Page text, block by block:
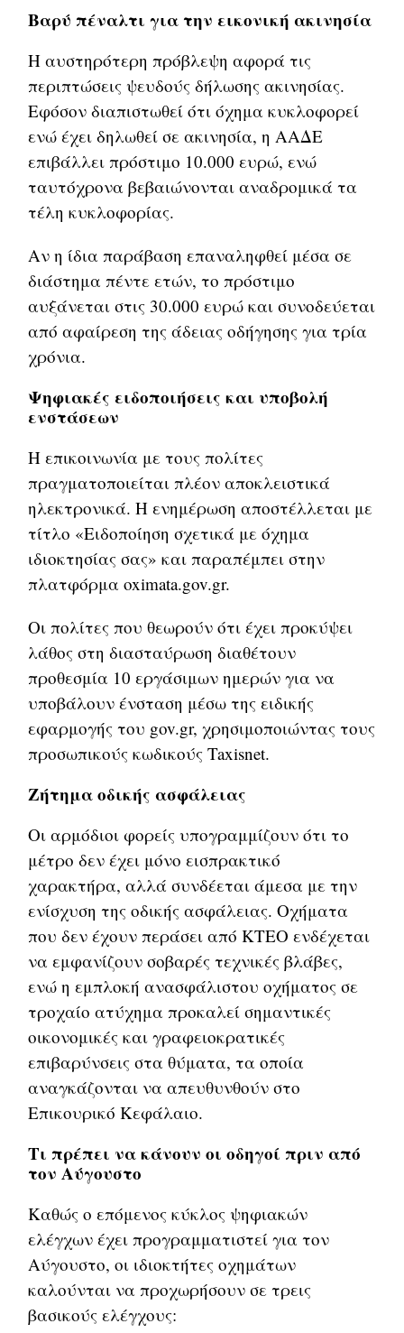
Βαρύ πέναλτι για την εικονική ακινησία
Η αυστηρότερη πρόβλεψη αφορά τις
περιπτώσεις ψευδούς δήλωσης ακινησίας.
Εφόσον διαπιστωθεί ότι όχημα κυκλοφορεί
ενώ έχει δηλωθεί σε ακινησία, η ΑΑΔΕ
επιβάλλει πρόστιμο 10.000 ευρώ, ενώ
ταυτόχρονα βεβαιώνονται αναδρομικά τα
τέλη κυκλοφορίας.
Αν η ίδια παράβαση επαναληφθεί μέσα σε
διάστημα πέντε ετών, το πρόστιμο
αυξάνεται στις 30.000 ευρώ και συνοδεύεται
από αφαίρεση της άδειας οδήγησης για τρία
χρόνια.
Ψηφιακές ειδοποιήσεις και υποβολή
ενστάσεων
Η επικοινωνία με τους πολίτες
πραγματοποιείται πλέον αποκλειστικά
ηλεκτρονικά. Η ενημέρωση αποστέλλεται με
τίτλο «Ειδοποίηση σχετικά με όχημα
ιδιοκτησίας σας» και παραπέμπει στην
πλατφόρμα oximata.gov.gr.
Οι πολίτες που θεωρούν ότι έχει προκύψει
λάθος στη διασταύρωση διαθέτουν
προθεσμία 10 εργάσιμων ημερών για να
υποβάλουν ένσταση μέσω της ειδικής
εφαρμογής του gov.gr, χρησιμοποιώντας τους
προσωπικούς κωδικούς Taxisnet.
Ζήτημα οδικής ασφάλειας
Οι αρμόδιοι φορείς υπογραμμίζουν ότι το
μέτρο δεν έχει μόνο εισπρακτικό
χαρακτήρα, αλλά συνδέεται άμεσα με την
ενίσχυση της οδικής ασφάλειας. Οχήματα
που δεν έχουν περάσει από ΚΤΕΟ ενδέχεται
να εμφανίζουν σοβαρές τεχνικές βλάβες,
ενώ η εμπλοκή ανασφάλιστου οχήματος σε
τροχαίο ατύχημα προκαλεί σημαντικές
οικονομικές και γραφειοκρατικές
επιβαρύνσεις στα θύματα, τα οποία
αναγκάζονται να απευθυνθούν στο
Επικουρικό Κεφάλαιο.
Τι πρέπει να κάνουν οι οδηγοί πριν από
τον Αύγουστο
Καθώς ο επόμενος κύκλος ψηφιακών
ελέγχων έχει προγραμματιστεί για τον
Αύγουστο, οι ιδιοκτήτες οχημάτων
καλούνται να προχωρήσουν σε τρεις
βασικούς ελέγχους: